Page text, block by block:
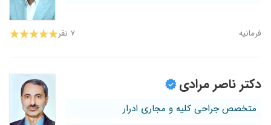
فرمانیه ۷ نفر
دکتر ناصر مرادی
متخصص جراحی کلیه و مجاری ادرار